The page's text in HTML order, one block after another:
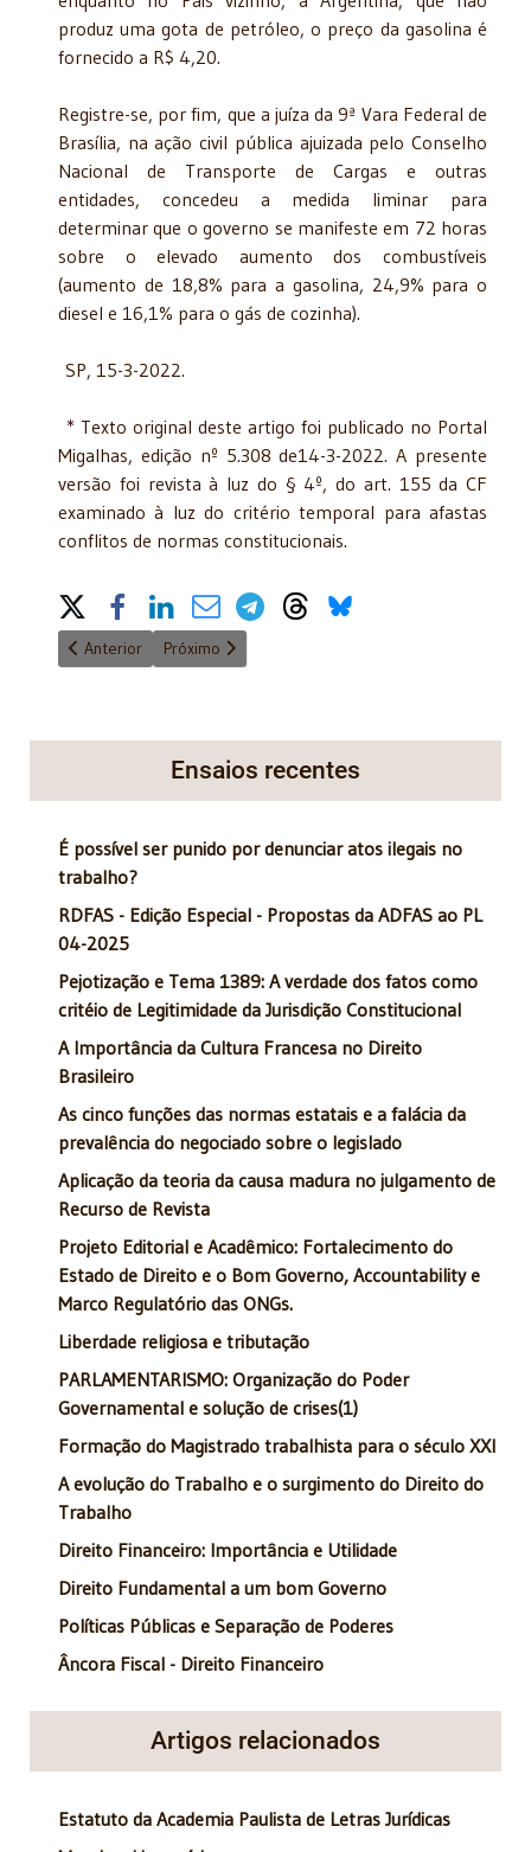
produz uma gota de petróleo, o preço da gasolina é
fornecido a R$ 4,20.
Registre-se, por fim, que a juíza da 9ª Vara Federal de
Brasília, na ação civil pública ajuizada pelo Conselho
Nacional de Transporte de Cargas e outras
entidades, concedeu a medida liminar para
determinar que o governo se manifeste em 72 horas
sobre o elevado aumento dos combustíveis
(aumento de 18,8% para a gasolina, 24,9% para o
diesel e 16,1% para o gás de cozinha).
SP, 15-3-2022.
* Texto original deste artigo foi publicado no Portal
Migalhas, edição nº 5.308 de14-3-2022. A presente
versão foi revista à luz do § 4º, do art. 155 da CF
examinado à luz do critério temporal para afastas
conflitos de normas constitucionais.
Share on Social Media
Artigo anterior: O vulnerável perante o direito financeiro
Anterior Próximo artigo: Inconstitucionalidade do aumento
Próximo
Ensaios recentes
É possível ser punido por denunciar atos ilegais no
trabalho?
RDFAS - Edição Especial - Propostas da ADFAS ao PL
04-2025
Pejotização e Tema 1389: A verdade dos fatos como
critéio de Legitimidade da Jurisdição Constitucional
A Importância da Cultura Francesa no Direito
Brasileiro
As cinco funções das normas estatais e a falácia da
prevalência do negociado sobre o legislado
Aplicação da teoria da causa madura no julgamento de
Recurso de Revista
Projeto Editorial e Acadêmico: Fortalecimento do
Estado de Direito e o Bom Governo, Accountability e
Marco Regulatório das ONGs.
Liberdade religiosa e tributação
PARLAMENTARISMO: Organização do Poder
Governamental e solução de crises(1)
Formação do Magistrado trabalhista para o século XXI
A evolução do Trabalho e o surgimento do Direito do
Trabalho
Direito Financeiro: Importância e Utilidade
Direito Fundamental a um bom Governo
Políticas Públicas e Separação de Poderes
Âncora Fiscal - Direito Financeiro
Artigos relacionados
Estatuto da Academia Paulista de Letras Jurídicas